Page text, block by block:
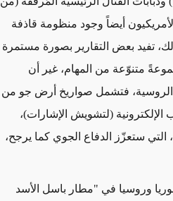
الأمريكيون أيضاً وجود منظومة قاذفة
سميرش" القوي. كذلك، تفيد بعض التقارير بصورة مستمرة
متنوّعة من المهام، غير أن
الروسية، فتشمل صواريخ أرض جو من
الحرب الإلكترونية (لتشويش الإشارات)،
التي ستعزّز الدفاع الجوي كما يرجح،
وروسيا في "مطار باسل الأسد